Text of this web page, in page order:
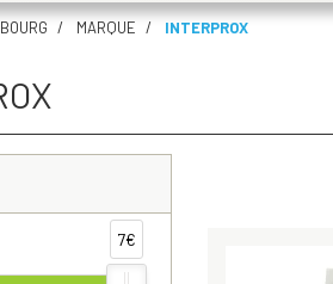
MARQUE INTERPROX
7€